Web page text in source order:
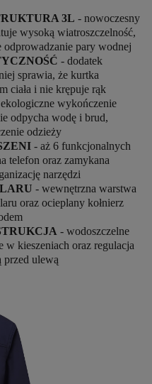
3L - nowoczesny
wysoką wiatroszczelność,
pary wodnej
- dodatek
sprawia, że kurtka
ciała i nie krępuje rąk
wykończenie
odpycha wodę i brud,
odzieży
- aż 6 funkcjonalnych
telefon oraz zamykana
narzędzi
- wewnętrzna warstwa
oraz ocieplany kołnierz
- wodoszczelne
w kieszeniach oraz regulacja
przed ulewą